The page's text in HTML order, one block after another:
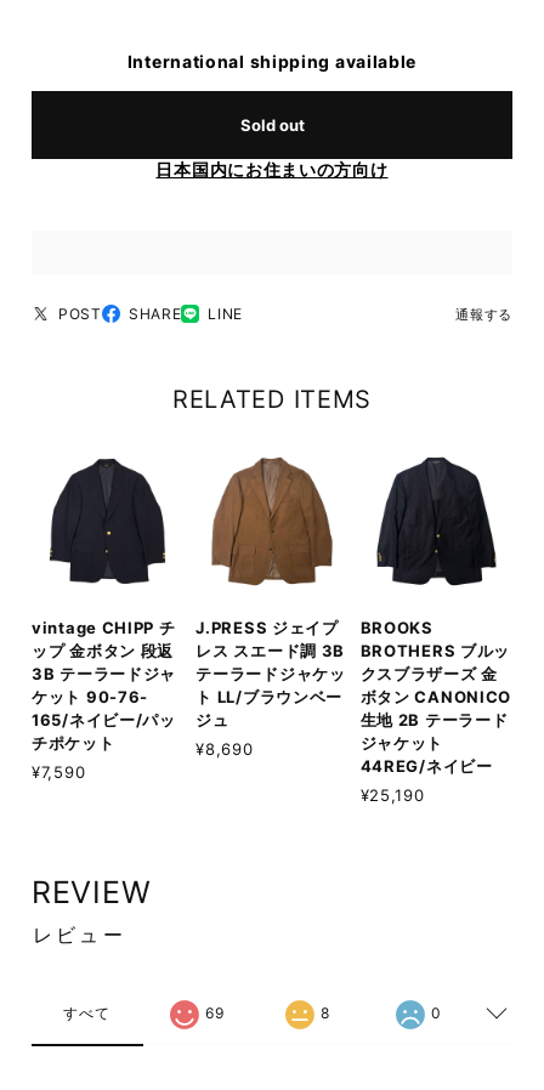
International shipping available
Sold out
日本国内にお住まいの方向け
POST SHARE LINE 通報する
RELATED ITEMS
vintage CHIPP チ
ップ 金ボタン 段返
3B テーラードジャ
ケット 90-76-
165/ネイビー/パッ
チポケット
¥7,590
J.PRESS ジェイプ
レス スエード調 3B
テーラードジャケッ
ト LL/ブラウンベー
ジュ
¥8,690
BROOKS
BROTHERS ブルッ
クスブラザーズ 金
ボタン CANONICO
生地 2B テーラード
ジャケット
44REG/ネイビー
¥25,190
REVIEW
レビュー
すべて 69 8 0